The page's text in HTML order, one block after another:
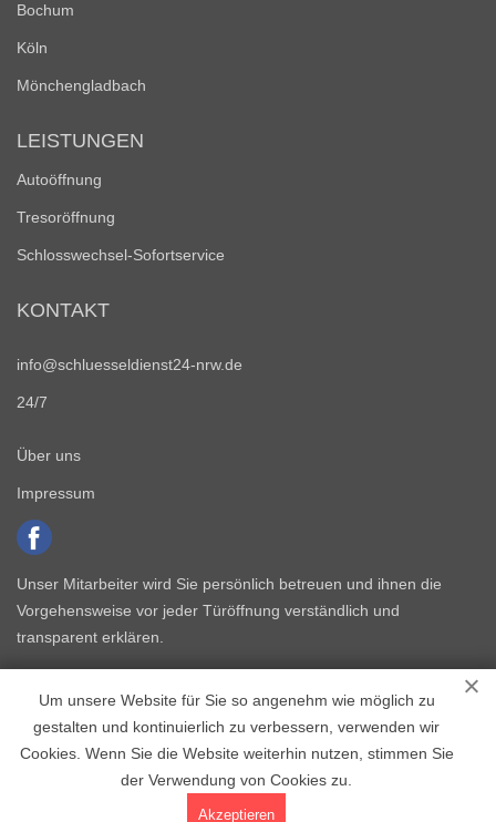
Um unsere Website für Sie so angenehm wie möglich zu
gestalten und kontinuierlich zu verbessern, verwenden wir
Cookies. Wenn Sie die Website weiterhin nutzen, stimmen Sie
der Verwendung von Cookies zu.
Akzeptieren
Bochum
Köln
Mönchengladbach
LEISTUNGEN
Autoöffnung
Tresoröffnung
Schlosswechsel-Sofortservice
KONTAKT
info@schluesseldienst24-nrw.de
24/7
Über uns
Impressum
Unser Mitarbeiter wird Sie persönlich betreuen und ihnen die
Vorgehensweise vor jeder Türöffnung verständlich und
transparent erklären.
Copyright © 2015 - 2026 Schlüsseldienst NRW